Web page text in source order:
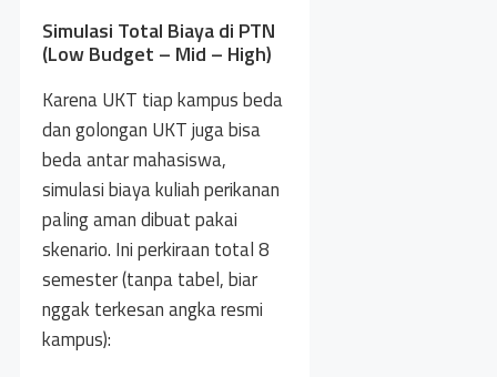
Simulasi Total Biaya di PTN
(Low Budget – Mid – High)
Karena UKT tiap kampus beda
dan golongan UKT juga bisa
beda antar mahasiswa,
simulasi biaya kuliah perikanan
paling aman dibuat pakai
skenario. Ini perkiraan total 8
semester (tanpa tabel, biar
nggak terkesan angka resmi
kampus):